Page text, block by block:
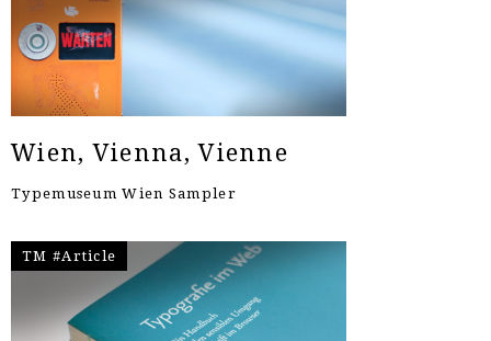
Wien, Vienna, Vienne
Typemuseum Wien Sampler
TM #Article